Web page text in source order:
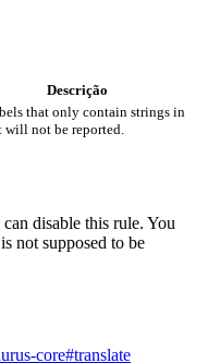
Descrição
that only contain strings in
not be reported.
can disable this rule. You
not supposed to be
core#translate